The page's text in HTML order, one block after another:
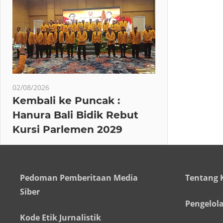
02/08/2026
Kembali ke Puncak :
Hanura Bali Bidik Rebut
Kursi Parlemen 2029
Pedoman Pemberitaan Media
Siber
Kode Etik Jurnalistik
Tentang
Pengelola